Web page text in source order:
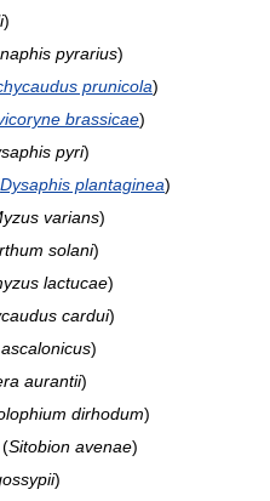
)
pyrarius)
prunicola)
brassicae)
pyri)
Dysaphis plantaginea)
varians)
solani)
lactucae)
cardui)
)
aurantii)
dirhodum)
Sitobion avenae)
)